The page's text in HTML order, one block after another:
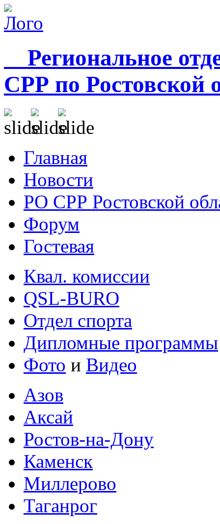
Региональное
СРР по Ростовской
Главная
Новости
РО СРР Ростовской
Форум
Гостевая
Квал. комиссии
QSL-BURO
Отдел спорта
Дипломные программы
Фото и Видео
Азов
Аксай
Ростов-на-Дону
Каменск
Миллерово
Таганрог